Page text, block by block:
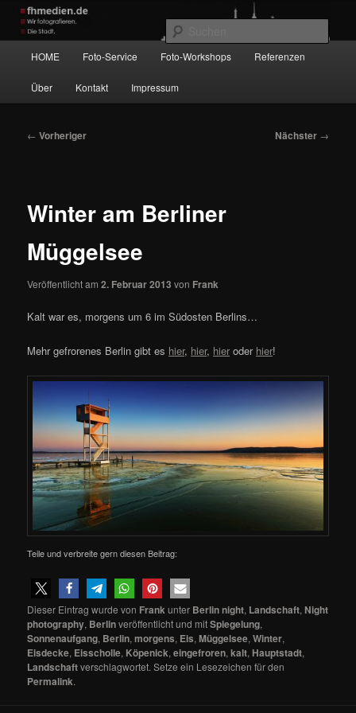
Zum
primären
Inhalt
springen
Wir fotografieren die Hauptstadt!
HOME Foto-Service Foto-Workshops Referenzen
Über Kontakt Impressum
Beitragsnavigation
← Vorheriger Nächster →
Winter am Berliner
Müggelsee
Veröffentlicht am2. Februar 2013 von Frank
Kalt war es, morgens um 6 im Südosten Berlins…
Mehr gefrorenes Berlin gibt es hier, hier, hier oder hier!
Teile und verbreite gern diesen Beitrag:
Dieser Eintrag wurde von Frankunter Berlin night, Landschaft, Night
photography, Berlinveröffentlicht und mitSpiegelung,
Sonnenaufgang, Berlin,morgens, Eis,Müggelsee,Winter,
Eisdecke, Eisscholle, Köpenick,eingefroren,kalt, Hauptstadt,
Landschaftverschlagwortet. Setze ein Lesezeichen für den
Permalink.